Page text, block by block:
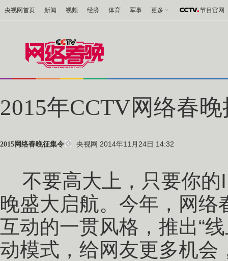
央视网首页 新闻 视频 经济 体育 军事 更多 节目官网
2015年CCTV网络春
2015网络春晚征集令 央视网 2014年11月24日 14:32
不要高大上，只要你
晚盛大启航。今年，网
互动的一贯风格，推出“
动模式，给网友更多机会